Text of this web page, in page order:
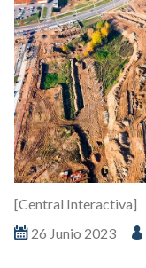
26 Junio 2023
[Central Interactiva]